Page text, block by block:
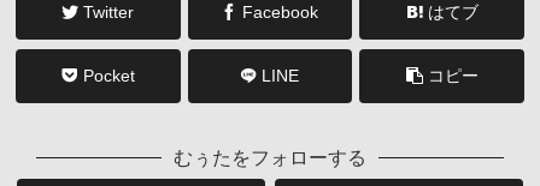
Twitter Facebook はてブ
Pocket LINE コピー
むぅたをフォローする